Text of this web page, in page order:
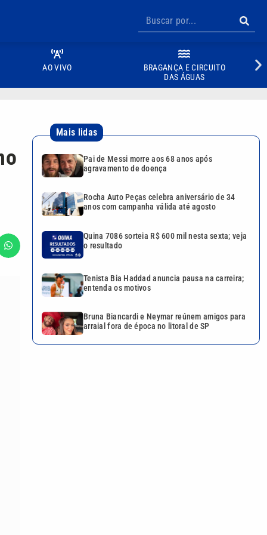
AO VIVO
BRAGANÇA E CIRCUITO
DAS ÁGUAS
Mais lidas
Pai de Messi morre aos 68 anos após
agravamento de doença
Rocha Auto Peças celebra aniversário de 34
anos com campanha válida até agosto
Quina 7086 sorteia R$ 600 mil nesta sexta; veja
o resultado
Tenista Bia Haddad anuncia pausa na carreira;
entenda os motivos
Bruna Biancardi e Neymar reúnem amigos para
arraial fora de época no litoral de SP